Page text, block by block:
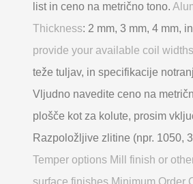
list in ceno na metrično tono.
Thickness: 2 mm, 3 mm, 4 mm,
provide your available coil widths
teže tuljav, in specifikacije
Vljudno navedite ceno na
plošče kot za kolute, prosim
Razpoložljive zlitine (npr. 1050,
Temper options Mill finish or
surface finishes Minimum Order